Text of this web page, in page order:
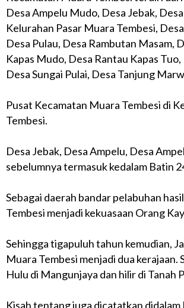
Desa Ampelu Mudo, Desa Jebak,
Kelurahan Pasar Muara Tembesi,
Desa Pulau, Desa Rambutan Masam,
Kapas Mudo, Desa Rantau Kapas Tuo,
Desa Sungai Pulai, Desa Tanjung
Pusat Kecamatan Muara Tembesi di
Tembesi.
Desa Jebak, Desa Ampelu, Desa
sebelumnya termasuk kedalam Batin
Sebagai daerah bandar pelabuhan
Tembesi menjadi kekuasaan Orang
Sehingga tigapuluh tahun kemudian,
Muara Tembesi menjadi dua kerajaan.
Hulu di Mangunjaya dan hilir di Tanah
Kisah tentang juga dicatatkan didalam